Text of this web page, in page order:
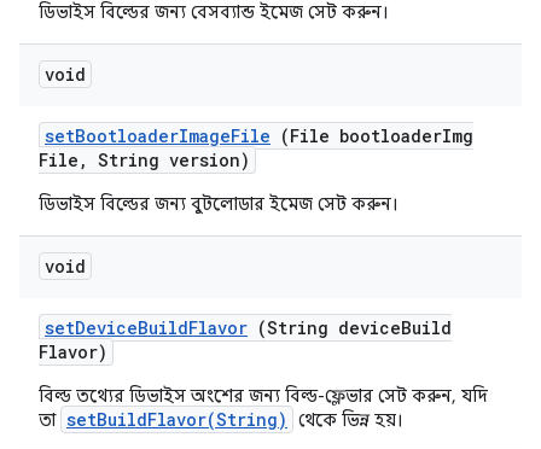
ডিভাইস বিল্ডের জন্য বেসব্যান্ড ইমেজ সেট করুন।
void
setBootloaderImageFile (File bootloaderImg
File , String version)
ডিভাইস বিল্ডের জন্য বুটলোডার ইমেজ সেট করুন।
void
setDeviceBuildFlavor (String deviceBuild
Flavor)
বিল্ড তথ্যের ডিভাইস অংশের জন্য বিল্ড-ফ্লেভার সেট করুন, যদি
তা setBuildFlavor(String) থেকে ভিন্ন হয়।